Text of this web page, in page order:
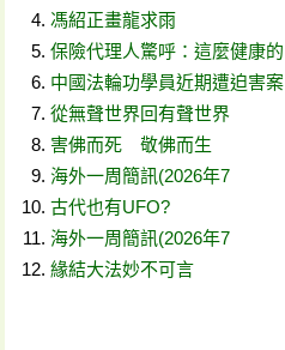
馮紹正畫龍求雨
保險代理人驚呼：這麼健康的
中國法輪功學員近期遭迫害案
從無聲世界回有聲世界
害佛而死 敬佛而生
海外一周簡訊(2026年7
古代也有UFO?
海外一周簡訊(2026年7
緣結大法妙不可言